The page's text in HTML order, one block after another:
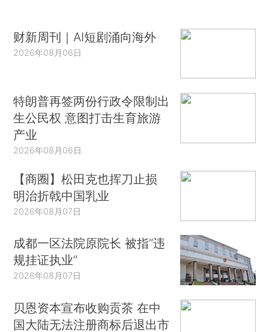
财新周刊｜AI短剧涌向海外
2026年08月06日
特朗普再签两份行政令限制出
生公民权 意图打击生育旅游
产业
2026年08月06日
【商圈】松田克也挥刀止损
明治折戟中国乳业
2026年08月07日
成都一区法院原院长 被指“违
规挂证执业”
2026年08月07日
贝恩资本宣布收购贡茶 在中
国大陆无法注册商标后退出市